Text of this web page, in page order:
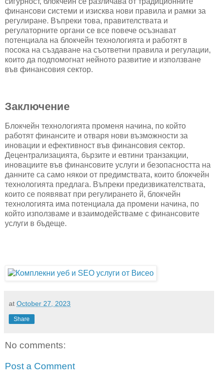
финансови системи и изисква нови правила и рамки за
регулиране. Въпреки това, правителствата и
регулаторните органи се все повече осъзнават
потенциала на блокчейн технологията и работят в
посока на създаване на съответни правила и регулации,
които да подпомогнат нейното развитие и използване
във финансовия сектор.
Заключение
Блокчейн технологията променя начина, по който
работят финансите и отваря нови възможности за
иновации и ефективност във финансовия сектор.
Децентрализацията, бързите и евтини транзакции,
иновациите във финансовите услуги и безопасността на
данните са само някои от предимствата, които блокчейн
технологията предлага. Въпреки предизвикателствата,
които се появяват при регулирането й, блокчейн
технологията има потенциала да промени начина, по
който използваме и взаимодействаме с финансовите
услуги в бъдеще.
at October 27, 2023
Share
No comments:
Post a Comment